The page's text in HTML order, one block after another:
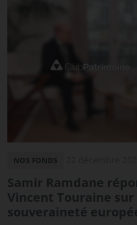
Samir Ramdane
Vincent Touraine
souveraineté